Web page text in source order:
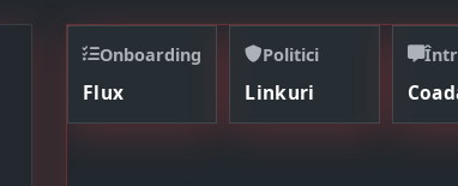
Onboarding
Flux
Politici
Linkuri